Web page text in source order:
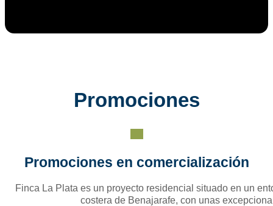
Promociones
Promociones en comercialización
Finca La Plata es un proyecto residencial situado en un
costera de Benajarafe, con unas